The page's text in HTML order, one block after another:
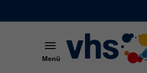
Menü